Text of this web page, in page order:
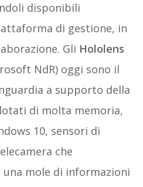
disponibili
di gestione, in
Gli Hololens
NdR) oggi sono il
a supporto della
di molta memoria,
10, sensori di
che
mole di informazioni